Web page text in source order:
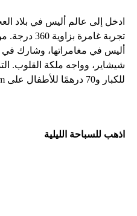
أليس في مغامراتها، وشارك في
للكبار و70 درهمًا للأطفال على fareharbor.com.
اذهب للسباحة الليلية